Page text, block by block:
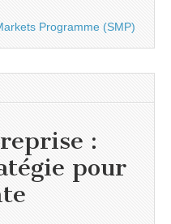
Programme (SMP)
:
pour